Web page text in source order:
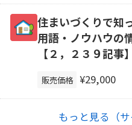
住まいづくりで知
用語・ノウハウの
【２，２３９記事】
販売価格 ¥29,000
もっと見る（サ